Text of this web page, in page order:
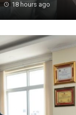
18 hours ago